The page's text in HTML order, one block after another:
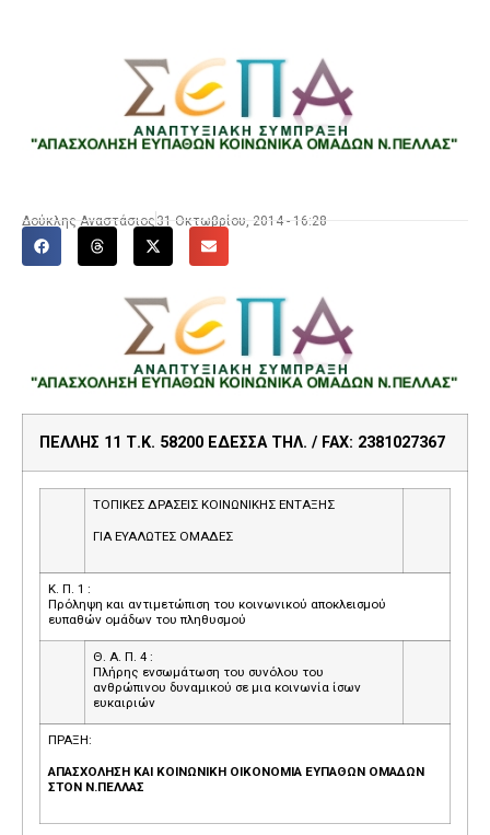
Δούκλης Αναστάσιος 31 Οκτωβρίου, 2014 - 16:28
ΠΕΛΛΗΣ 11 Τ.Κ. 58200 ΕΔΕΣΣΑ ΤΗΛ. / FAX: 2381027367
ΤΟΠΙΚΕΣ ΔΡΑΣΕΙΣ ΚΟΙΝΩΝΙΚΗΣ ΕΝΤΑΞΗΣ
ΓΙΑ ΕΥΑΛΩΤΕΣ ΟΜΑΔΕΣ
Κ. Π. 1 :
Πρόληψη και αντιμετώπιση του κοινωνικού αποκλεισμού
ευπαθών ομάδων του πληθυσμού
Θ. Α. Π. 4 :
Πλήρης ενσωμάτωση του συνόλου του
ανθρώπινου δυναμικού σε μια κοινωνία ίσων
ευκαιριών
ΠΡΑΞΗ:
ΑΠΑΣΧΟΛΗΣΗ ΚΑΙ ΚΟΙΝΩΝΙΚΗ ΟΙΚΟΝΟΜΙΑ ΕΥΠΑΘΩΝ ΟΜΑΔΩΝ
ΣΤΟΝ Ν.ΠΕΛΛΑΣ